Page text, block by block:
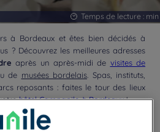
à Bordeaux et êtes bien décidés à
? Découvrez les meilleures adresses
après un après-midi de visites de
de musées bordelais . Spas, instituts,
reposants : faites le tour des lieux
hôtel Campanile à Bordeaux!
Temps de lecture : min